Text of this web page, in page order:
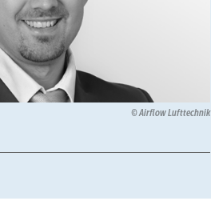
Airflow Lufttechnik